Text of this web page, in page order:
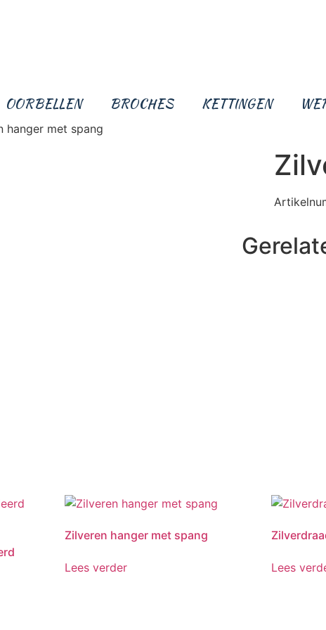
OORBELLEN BROCHES KETTINGEN
hanger met spang
Zilveren hanger met spang
Lees verder Lees